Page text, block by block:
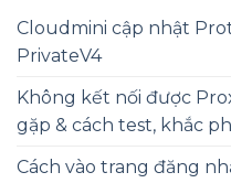
Cloudmini cập nhật
PrivateV4
Không kết nối được
gặp & cách test, khắc
Cách vào trang đăng